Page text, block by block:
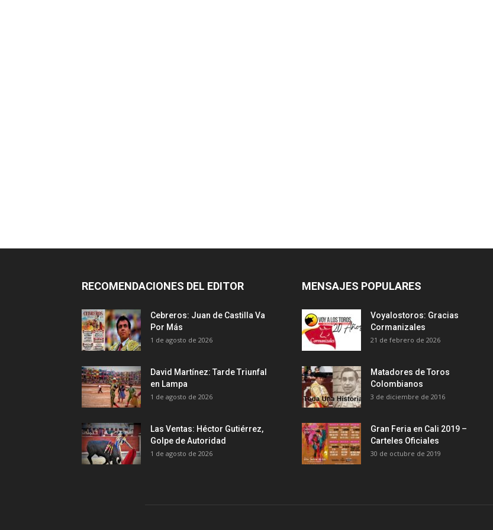
RECOMENDACIONES DEL EDITOR
Cebreros: Juan de Castilla Va
Por Más
1 de agosto de 2026
David Martínez: Tarde Triunfal
en Lampa
1 de agosto de 2026
Las Ventas: Héctor Gutiérrez,
Golpe de Autoridad
1 de agosto de 2026
MENSAJES POPULARES
Voyalostoros: Gracias
Cormanizales
21 de febrero de 2026
Matadores de Toros
Colombianos
3 de diciembre de 2016
Gran Feria en Cali 2019 –
Carteles Oficiales
30 de octubre de 2019